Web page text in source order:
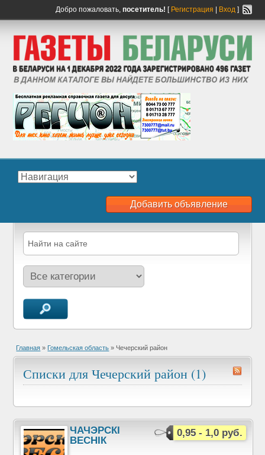
Добро пожаловать, посетитель! [ Регистрация Вход]
Добавить объявление
Главная » Гомельская область » Чечерский район
Списки для Чечерский район (1)
0,95 - 1,0 руб.
ЧАЧЭРСКI
ВЕСНIК